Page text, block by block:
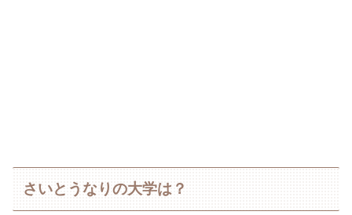
さいとうなりの大学は？